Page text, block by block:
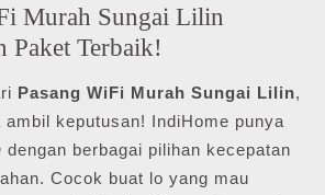
Murah Sungai Lilin
Paket Terbaik!
Pasang WiFi Murah Sungai Lilin,
keputusan! IndiHome punya
dengan berbagai pilihan kecepatan
Cocok buat lo yang mau